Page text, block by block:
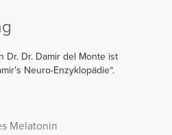
Dr. Dr. Damir del Monte ist
Neuro-Enzyklopädie“.
Melatonin